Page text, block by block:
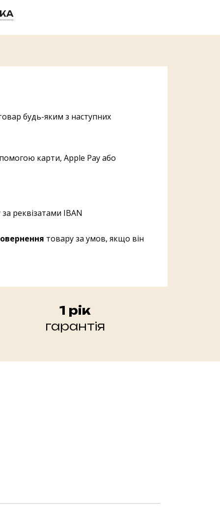
будь-яким з наступних
карти, Apple Pay або
реквізатами IBAN
товару за умов, якщо він
1 рік
гарантія